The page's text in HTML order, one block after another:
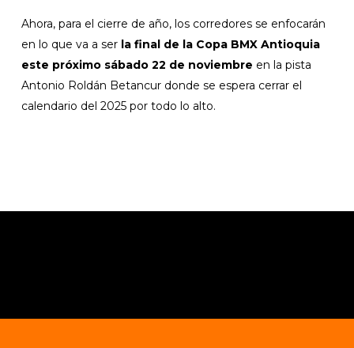
Ahora, para el cierre de año, los corredores se enfocarán
en lo que va a ser la final de la Copa BMX Antioquia
este próximo sábado 22 de noviembre en la pista
Antonio Roldán Betancur donde se espera cerrar el
calendario del 2025 por todo lo alto.